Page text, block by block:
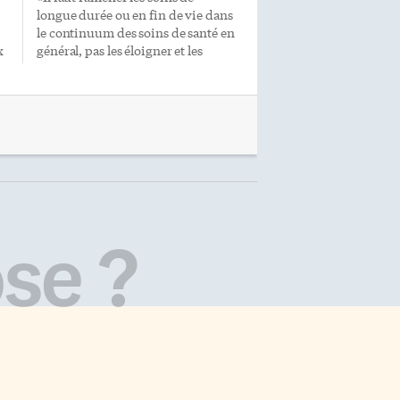
longue durée ou en fin de vie dans
le continuum des soins de santé en
général, pas les éloigner et les
diffusion du rapport accablant de
fin d’avril, parce qu’on semblait y
avoir perdu le contrôle de
l’épidémie de CoViD-19. Mouches
et coquerelles, nutrition
?